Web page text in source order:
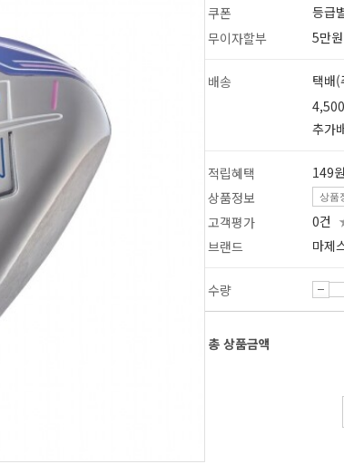
쿠폰 등급
무이자할부 5만
배송 택배
추가
적립혜택
149원
상품정보
상품
고객평가 0건
브랜드 마제
수량
총 상품금액